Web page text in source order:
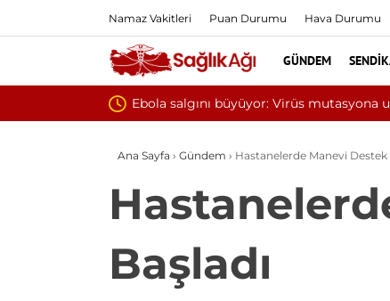
Namaz Vakitleri Puan Durumu Hava Durumu
GÜNDEM
Yılın ilk
Ana Sayfa › Gündem › Hastanelerde Manevi
Başladı